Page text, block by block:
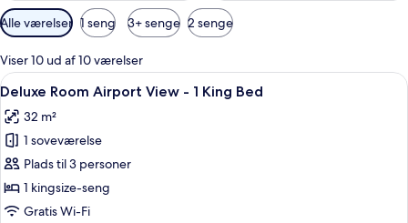
Tilgængelige
filtre
for
værelser
Alle værelser 1 seng 3+ senge 2 senge
Viser 10 ud af 10 værelser
Indlæs
alle
billeder
af
Deluxe
Room
Airport
Et hotelværelse med et stort vindue,
10
Deluxe Room Airport View - 1 King Bed
32 m²
1 soveværelse
Plads til 3 personer
1 kingsize-seng
Gratis Wi-Fi